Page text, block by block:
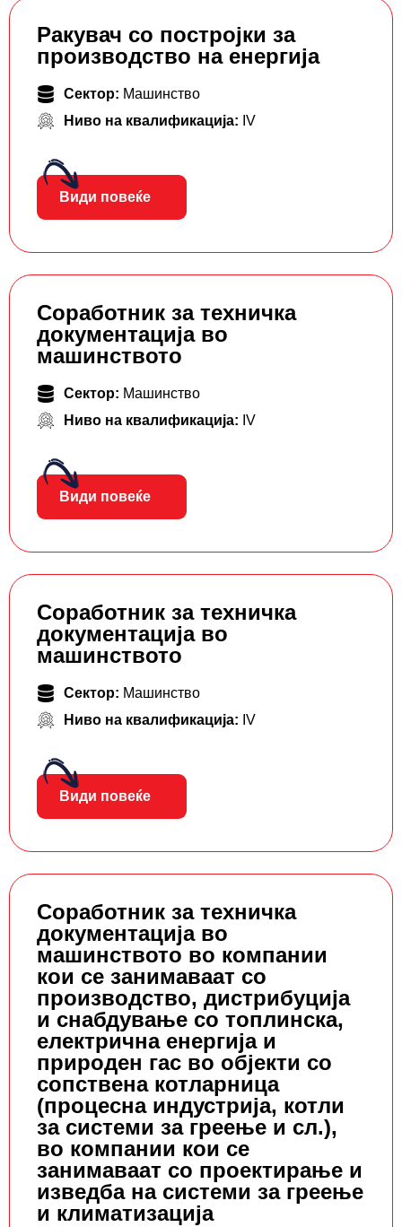
Ракувач со постројки за
производство на енергија
Сектор: Машинство
Ниво на квалификација: IV
Види повеќе
Соработник за техничка
документација во
машинството
Сектор: Машинство
Ниво на квалификација: IV
Види повеќе
Соработник за техничка
документација во
машинството
Сектор: Машинство
Ниво на квалификација: IV
Види повеќе
Соработник за техничка
документација во
машинството во компании
кои се занимаваат со
производство, дистрибуција
и снабдување со топлинска,
електрична енергија и
природен гас во објекти со
сопствена котларница
(процесна индустрија, котли
за системи за греење и сл.),
во компании кои се
занимаваат со проектирање и
изведба на системи за греење
и климатизација